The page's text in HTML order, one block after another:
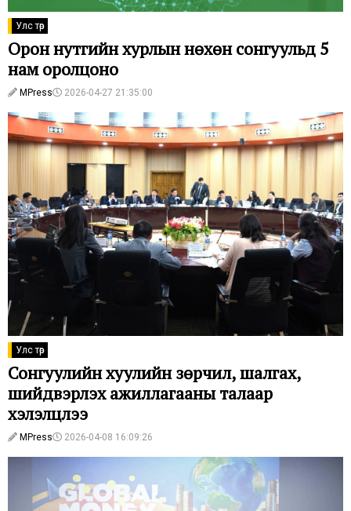
Улс төр
Орон нутгийн хурлын нөхөн сонгуульд 5
нам оролцоно
MPress 2026-04-27 21:35:00
Улс төр
Сонгуулийн хуулийн зөрчил, шалгах,
шийдвэрлэх ажиллагааны талаар
хэлэлцлээ
MPress 2026-04-08 16:09:26